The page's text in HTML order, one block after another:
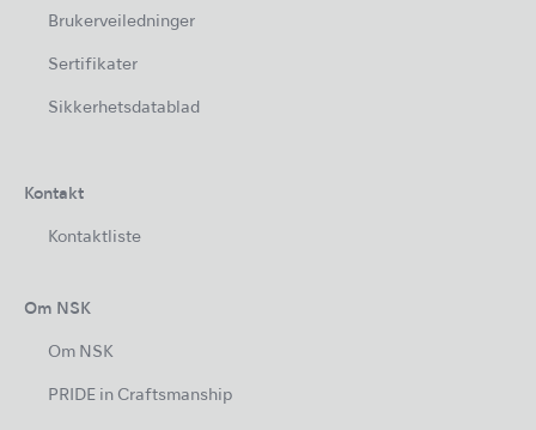
Brukerveiledninger
Sertifikater
Sikkerhetsdatablad
Kontakt
Kontaktliste
Om NSK
Om NSK
PRIDE in Craftsmanship